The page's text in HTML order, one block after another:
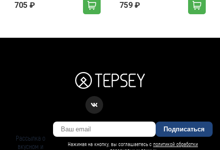
705 ₽ 759 ₽
Рассылка о
вкусном и
Подписаться
Нажимая на кнопку, вы соглашаетесь с политикой обработки